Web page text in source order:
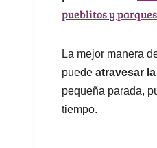
pueblitos y parques
La mejor manera
puede atravesar
pequeña parada,
tiempo.